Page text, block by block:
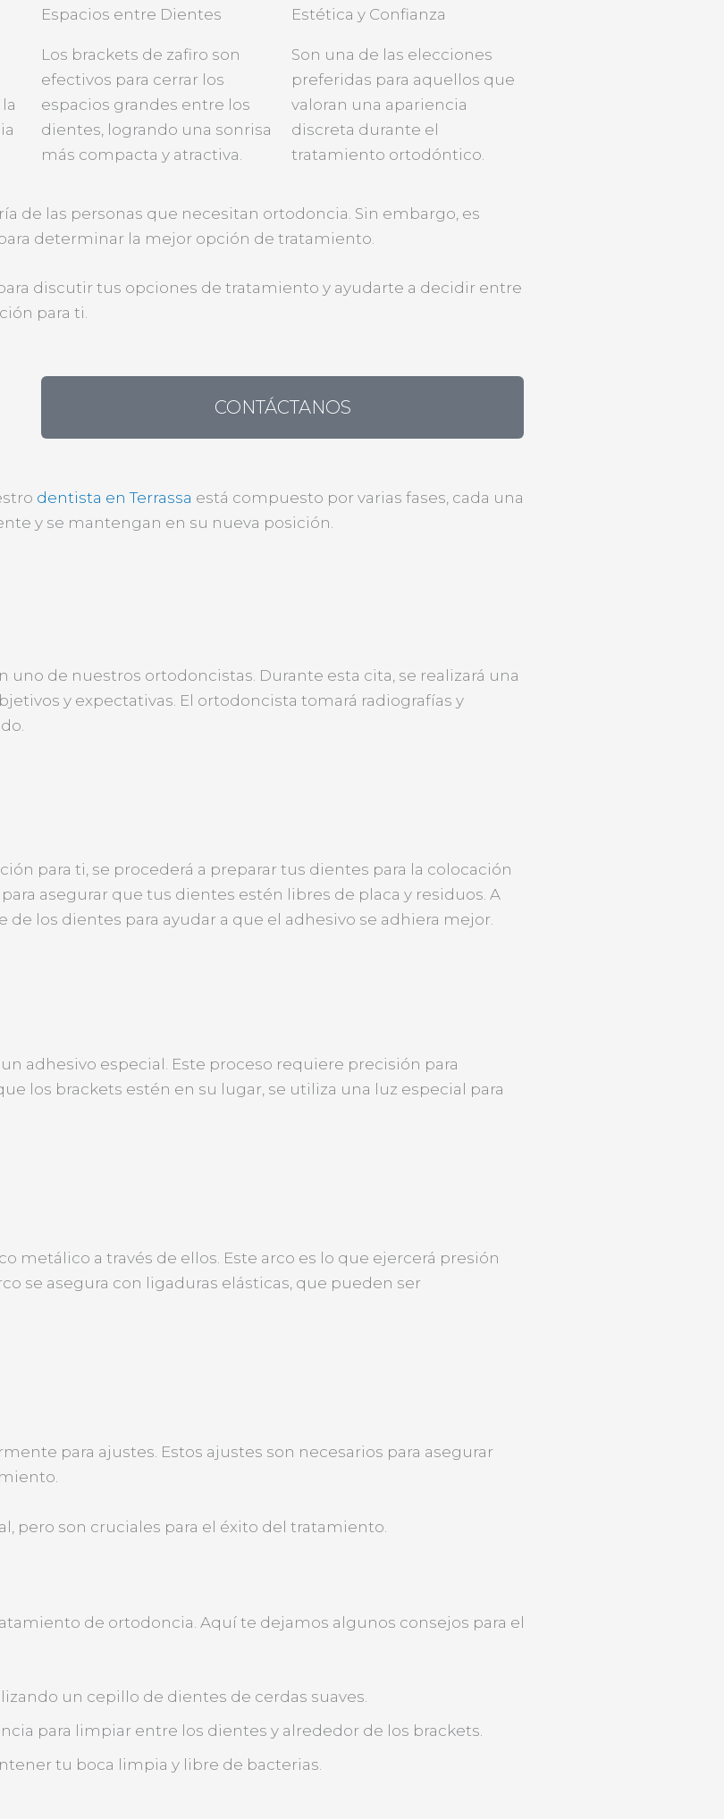
Espacios entre Dientes
Los brackets de zafiro son
efectivos para cerrar los
espacios grandes entre los
dientes, logrando una sonrisa
más compacta y atractiva.
Estética y Confianza
Son una de las elecciones
preferidas para aquellos que
valoran una apariencia
discreta durante el
tratamiento ortodóntico.
de las personas que necesitan ortodoncia. Sin embargo, es
determinar la mejor opción de tratamiento.
discutir tus opciones de tratamiento y ayudarte a decidir entre
para ti.
CONTÁCTANOS
dentista en Terrassa está compuesto por varias fases, cada una
y se mantengan en su nueva posición.
de nuestros ortodoncistas. Durante esta cita, se realizará una
y expectativas. El ortodoncista tomará radiografías y
para ti, se procederá a preparar tus dientes para la colocación
para asegurar que tus dientes estén libres de placa y residuos. A
los dientes para ayudar a que el adhesivo se adhiera mejor.
adhesivo especial. Este proceso requiere precisión para
los brackets estén en su lugar, se utiliza una luz especial para
metálico a través de ellos. Este arco es lo que ejercerá presión
se asegura con ligaduras elásticas, que pueden ser
para ajustes. Estos ajustes son necesarios para asegurar
pero son cruciales para el éxito del tratamiento.
de ortodoncia. Aquí te dejamos algunos consejos para el
un cepillo de dientes de cerdas suaves.
para limpiar entre los dientes y alrededor de los brackets.
tu boca limpia y libre de bacterias.